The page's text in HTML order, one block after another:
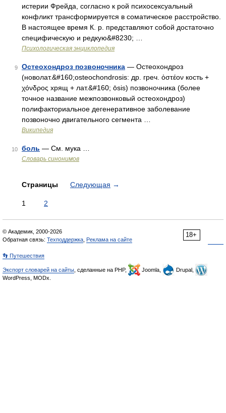
истерии Фрейда, согласно к рой психосексуальный
конфликт трансформируется в соматическое расстройство.
В настоящее время К. р. представляют собой достаточно
специфическую и редкую&#8230; …
Психологическая энциклопедия
9 Остеохондроз позвоночника — Остеохондроз
(новолат.&#160;osteochondrosis: др. греч. ὀστέον кость +
χόνδρος хрящ + лат.&#160; ōsis) позвоночника (более
точное название межпозвонковый остеохондроз)
полифакториальное дегенеративное заболевание
позвоночно двигательного сегмента …
Википедия
10 боль — См. мука …
Словарь синонимов
Страницы Следующая →
1 2
18+
© Академик, 2000-2026
Обратная связь: Техподдержка Реклама на сайте
👣 Путешествия
Экспорт словарей на сайты , сделанные на PHP, Joomla,
Drupal,
WordPress, MODx.